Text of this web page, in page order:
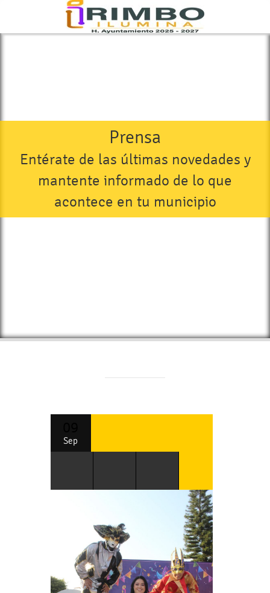
Prensa
Entérate de las últimas novedades y
mantente informado de lo que
acontece en tu municipio
Sep